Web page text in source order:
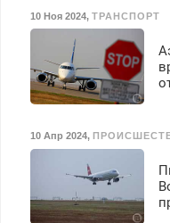
10 Ноя 2024, ТРАНСПОРТ
10 Апр 2024,